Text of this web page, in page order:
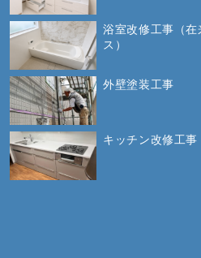
浴室改修工事（
ス）
外壁塗装工事
キッチン改修工事